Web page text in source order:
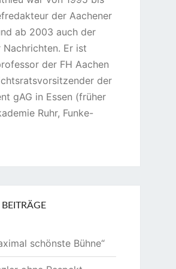
der Aachener
ab 2003 auch der
Nachrichten. Er ist
der FH Aachen
der
gAG in Essen (früher
Ruhr, Funke-
schönste Bühne“